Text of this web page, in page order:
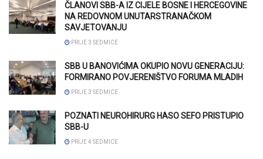
ČLANOVI SBB-A IZ CIJELE BOSNE I HERCEGOVINE
NA REDOVNOM UNUTARSTRANAČKOM
SAVJETOVANJU
PRIJE 3 SEDMICE
SBB U BANOVIĆIMA OKUPIO NOVU GENERACIJU:
FORMIRANO POVJERENIŠTVO FORUMA MLADIH
PRIJE 3 SEDMICE
POZNATI NEUROHIRURG HASO SEFO PRISTUPIO
SBB-U
PRIJE 4 SEDMICE